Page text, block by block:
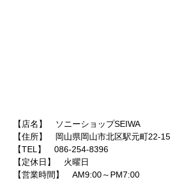
【店名】 ソニーショップSEIWA
【住所】 岡山県岡山市北区駅元町22-15
【TEL】 086-254-8396
【定休日】 火曜日
【営業時間】 AM9:00～PM7:00